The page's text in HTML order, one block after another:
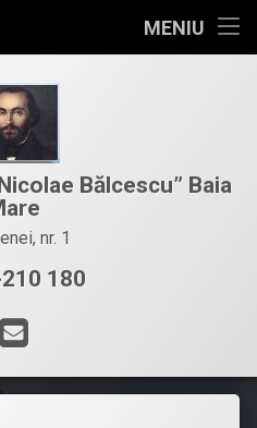
MENIU
Bălcescu” Baia
nr. 1
180
Email